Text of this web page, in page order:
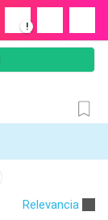
!
Relevancia